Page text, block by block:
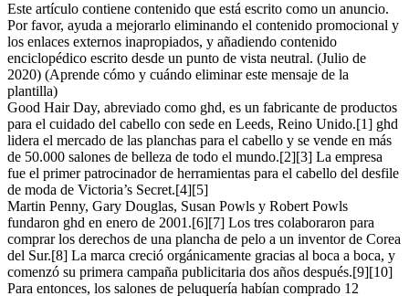
Este artículo contiene contenido que está escrito como un anuncio.
Por favor, ayuda a mejorarlo eliminando el contenido promocional y
los enlaces externos inapropiados, y añadiendo contenido
enciclopédico escrito desde un punto de vista neutral. (Julio de
2020) (Aprende cómo y cuándo eliminar este mensaje de la
plantilla)
Good Hair Day, abreviado como ghd, es un fabricante de productos
para el cuidado del cabello con sede en Leeds, Reino Unido.[1] ghd
lidera el mercado de las planchas para el cabello y se vende en más
de 50.000 salones de belleza de todo el mundo.[2][3] La empresa
fue el primer patrocinador de herramientas para el cabello del desfile
de moda de Victoria’s Secret.[4][5]
Martin Penny, Gary Douglas, Susan Powls y Robert Powls
fundaron ghd en enero de 2001.[6][7] Los tres colaboraron para
comprar los derechos de una plancha de pelo a un inventor de Corea
del Sur.[8] La marca creció orgánicamente gracias al boca a boca, y
comenzó su primera campaña publicitaria dos años después.[9][10]
Para entonces, los salones de peluquería habían comprado 12